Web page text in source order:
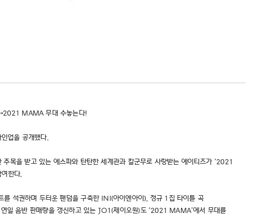
MAMA 무대 수놓는다!
업을 공개했다.
을 받고 있는 에스파와 탄탄한 세계관과 칼군무로 사랑받는 에이티즈가 ‘2021
한다.
석권하며 두터운 팬덤을 구축한 INI(아이엔아이), 정규 1집 타이틀 곡
일 음반 판매량을 갱신하고 있는 JO1(제이오원)도 ‘2021 MAMA’에서 무대를